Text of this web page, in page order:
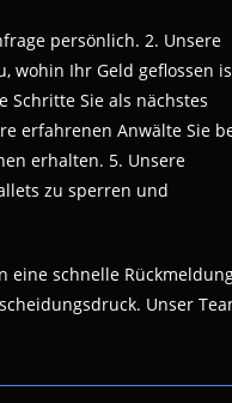
persönlich. 2. Unsere
wohin Ihr Geld geflossen
Schritte Sie als nächstes
erfahrenen Anwälte Sie
erhalten. 5. Unsere
zu sperren und
eine schnelle
Unser